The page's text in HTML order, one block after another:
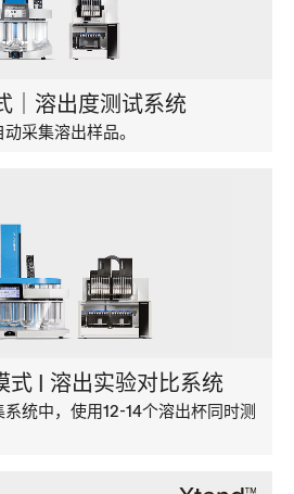
｜溶出度测试系统
采集溶出样品。
式 | 溶出实验对比系统
统中，使用12-14个溶出杯同时测